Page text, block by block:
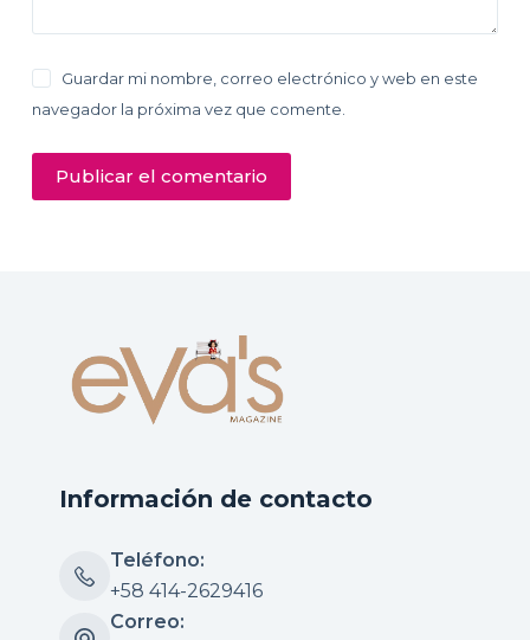
Guardar mi nombre, correo electrónico y web en este
navegador la próxima vez que comente.
Publicar el comentario
Información de contacto
Teléfono:
+58 414-2629416
Correo: